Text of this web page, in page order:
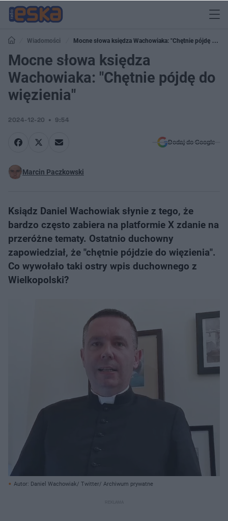
Wiadomości
Mocne słowa księdza Wachowiaka: "Chętnie pójdę do
więzienia"
Mocne słowa księdza
Wachowiaka: "Chętnie pójdę do
więzienia"
2024-12-20 9:54
Dodaj do Google
Marcin Paczkowski
Ksiądz Daniel Wachowiak słynie z tego, że
bardzo często zabiera na platformie X zdanie na
przeróżne tematy. Ostatnio duchowny
zapowiedział, że "chętnie pójdzie do więzienia".
Co wywołało taki ostry wpis duchownego z
Wielkopolski?
Autor: Daniel Wachowiak/ Twitter/ Archiwum prywatne